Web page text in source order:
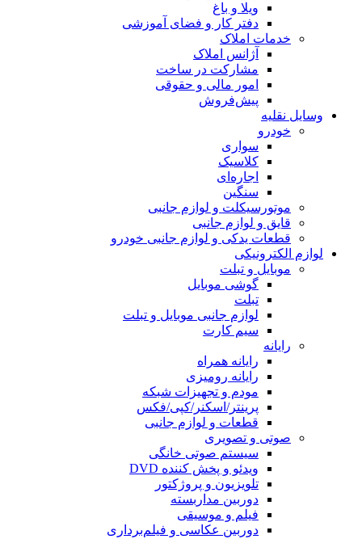
ویلا و باغ
دفتر کار و فضای آموزشی
خدمات املاک
آژانس املاک
مشارکت در ساخت
امور مالی و حقوقی
پیش‌فروش
وسایل نقلیه
خودرو
سواری
کلاسیک
اجاره‌ای
سنگین
موتورسیکلت و لوازم جانبی
قایق و لوازم جانبی
قطعات یدکی و لوازم جانبی خودرو
لوازم الکترونیکی
موبایل و تبلت
گوشی موبایل
تبلت
لوازم جانبی موبایل و تبلت
سیم کارت
رایانه
رایانه همراه
رایانه رومیزی
مودم و تجهیزات شبکه
پرینتر/اسکنر/کپی/فکس
قطعات و لوازم جانبی
صوتی و تصویری
سیستم صوتی خانگی
ویدئو و پخش کننده DVD
تلویزیون و پروژکتور
دوربین مداربسته
فیلم و موسیقی
دوربین عکاسی و فیلم‌برداری